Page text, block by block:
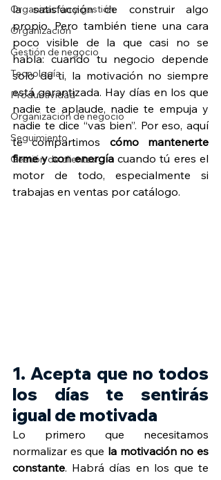
Organización y gestión
Organización
Gestión de negocio
Tecnología
Productividad
Organización de negocio
Seguimiento
Gestión de clientes
la satisfacción de construir algo
propio. Pero también tiene una cara
poco visible de la que casi no se
habla: cuando tu negocio depende
solo de ti, la motivación no siempre
está garantizada. Hay días en los que
nadie te aplaude, nadie te empuja y
nadie te dice “vas bien”. Por eso, aquí
te compartimos cómo mantenerte
firme y con energía cuando tú eres el
motor de todo, especialmente si
trabajas en ventas por catálogo.
1. Acepta que no todos
los días te sentirás
igual de motivada
Lo primero que necesitamos
normalizar es que la motivación no es
constante. Habrá días en los que te